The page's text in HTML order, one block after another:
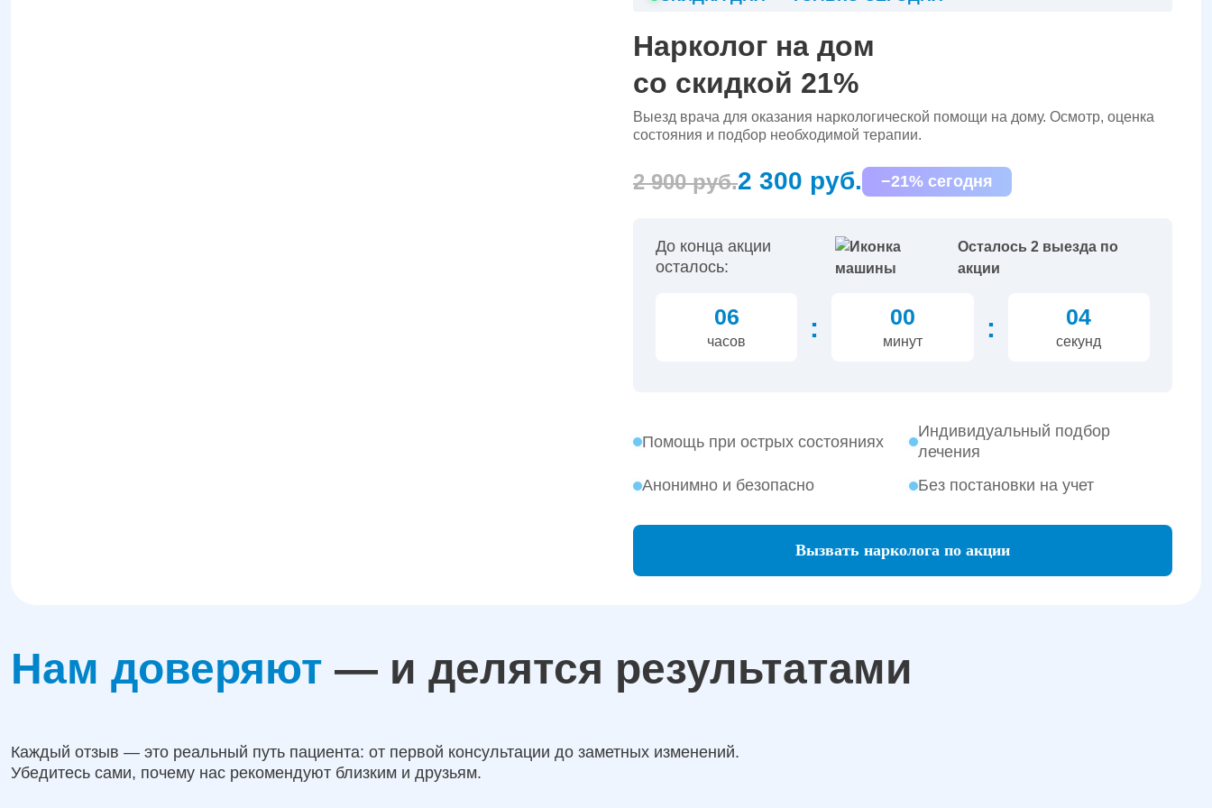
Нарколог на дом
со скидкой 21%
Выезд врача для оказания наркологической помощи на дому. Осмотр, оценка
состояния и подбор необходимой терапии.
2 900 руб.2 300 руб. −21% сегодня
До конца акции
осталось:
Осталось 2 выезда по
акции
06
часов : 00
минут : 03
секунд
Помощь при острых состояниях
Индивидуальный подбор
лечения
Анонимно и безопасно
Без постановки на учет
Вызвать нарколога по акции
Нам доверяют — и делятся результатами
Каждый отзыв — это реальный путь пациента: от первой консультации до заметных изменений.
Убедитесь сами, почему нас рекомендуют близким и друзьям.